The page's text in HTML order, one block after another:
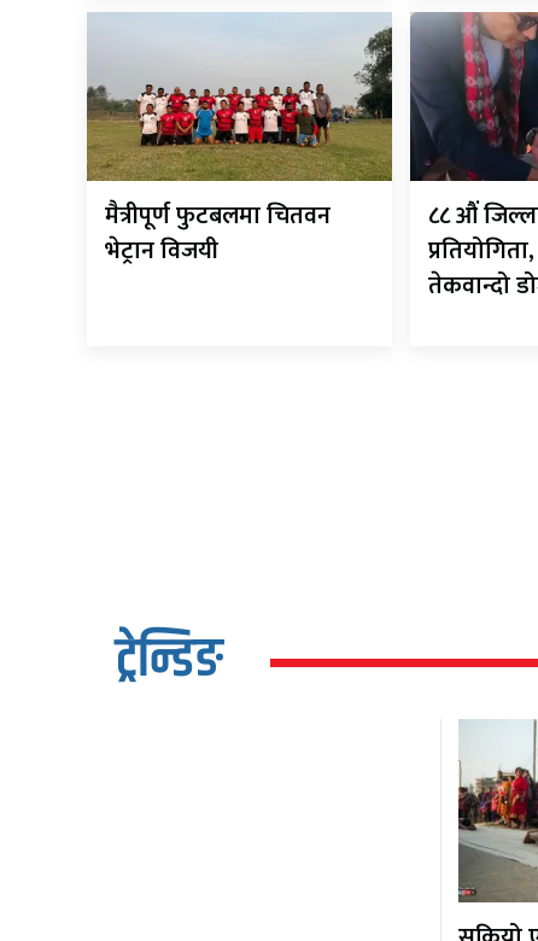
मैत्रीपूर्ण फुटबलमा चितवन
भेट्रान विजयी
८८ औं
तेकवान्दो
ट्रेन्डिङ